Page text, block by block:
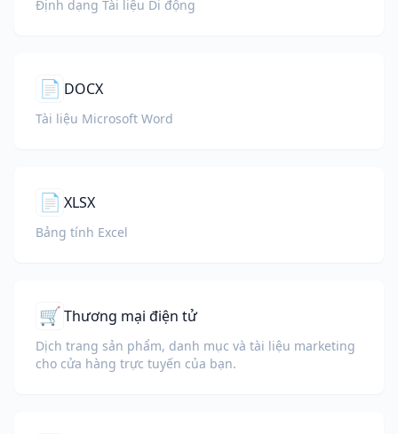
Định dạng Tài liệu Di động
📄 DOCX
Tài liệu Microsoft Word
📄 XLSX
Bảng tính Excel
🛒Thương mại điện tử
Dịch trang sản phẩm, danh mục và tài liệu marketing
cho cửa hàng trực tuyến của bạn.